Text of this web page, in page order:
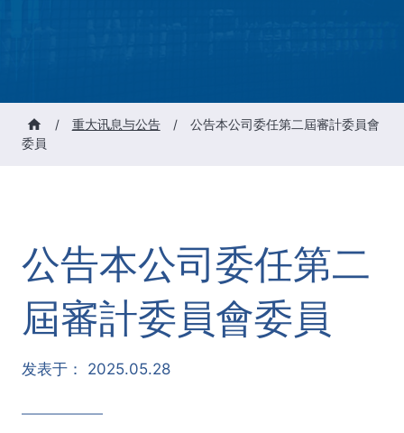
/ 重大讯息与公告 /
公告本公司委任第二屆審計委員會
委員
公告本公司委任第二
屆審計委員會委員
发表于： 2025.05.28